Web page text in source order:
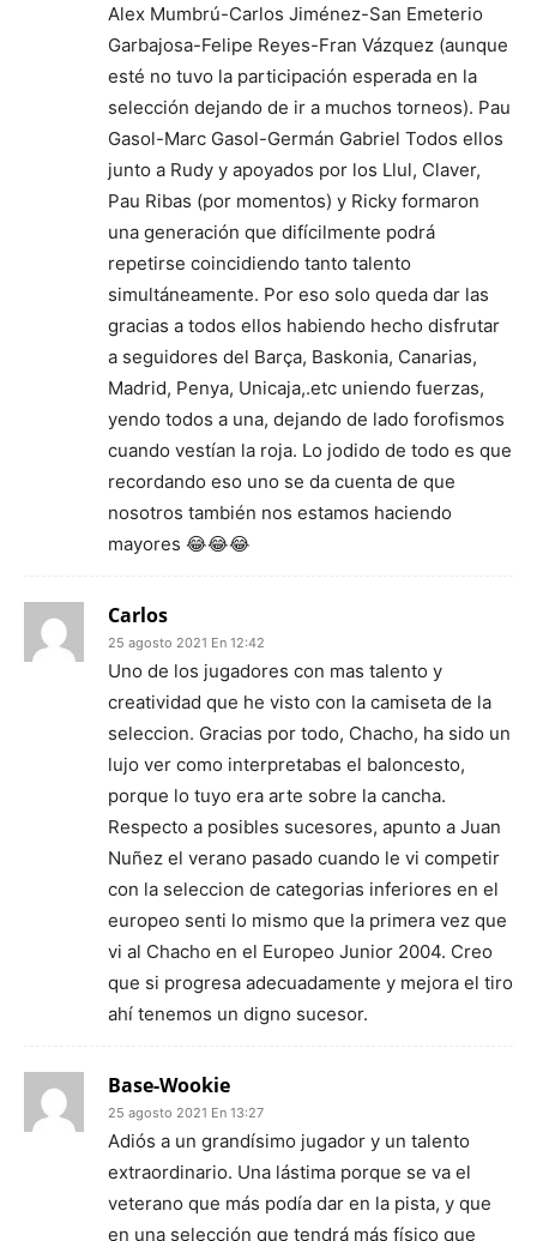
Alex Mumbrú-Carlos Jiménez-San Emeterio
Garbajosa-Felipe Reyes-Fran Vázquez (aunque
esté no tuvo la participación esperada en la
selección dejando de ir a muchos torneos). Pau
Gasol-Marc Gasol-Germán Gabriel Todos ellos
junto a Rudy y apoyados por los Llul, Claver,
Pau Ribas (por momentos) y Ricky formaron
una generación que difícilmente podrá
repetirse coincidiendo tanto talento
simultáneamente. Por eso solo queda dar las
gracias a todos ellos habiendo hecho disfrutar
a seguidores del Barça, Baskonia, Canarias,
Madrid, Penya, Unicaja,.etc uniendo fuerzas,
yendo todos a una, dejando de lado forofismos
cuando vestían la roja. Lo jodido de todo es que
recordando eso uno se da cuenta de que
nosotros también nos estamos haciendo
mayores 😂😂😂
Carlos
25 agosto 2021 En 12:42
Uno de los jugadores con mas talento y
creatividad que he visto con la camiseta de la
seleccion. Gracias por todo, Chacho, ha sido un
lujo ver como interpretabas el baloncesto,
porque lo tuyo era arte sobre la cancha.
Respecto a posibles sucesores, apunto a Juan
Nuñez el verano pasado cuando le vi competir
con la seleccion de categorias inferiores en el
europeo senti lo mismo que la primera vez que
vi al Chacho en el Europeo Junior 2004. Creo
que si progresa adecuadamente y mejora el tiro
ahí tenemos un digno sucesor.
Base-Wookie
25 agosto 2021 En 13:27
Adiós a un grandísimo jugador y un talento
extraordinario. Una lástima porque se va el
veterano que más podía dar en la pista, y que
en una selección que tendrá más físico que